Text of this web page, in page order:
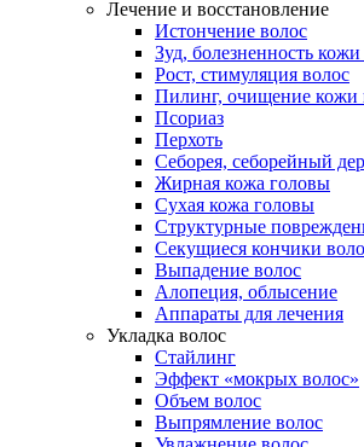
Лечение и восстановление
Истончение волос
Зуд, болезненность
Рост, стимуляция волос
Пилинг, очищение кожи
Псориаз
Перхоть
Себорея, себорейный
Жирная кожа головы
Сухая кожа головы
Структурные
Секущиеся кончики
Выпадение волос
Алопеция, облысение
Аппараты для лечения
Укладка волос
Стайлинг
Эффект «мокрых волос»
Объем волос
Выпрямление волос